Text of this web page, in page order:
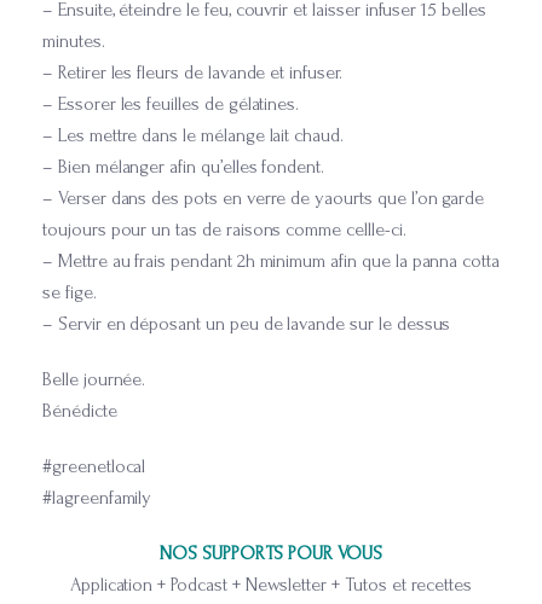
– Ensuite, éteindre le feu, couvrir et laisser infuser 15 belles
minutes.
– Retirer les fleurs de lavande et infuser.
– Essorer les feuilles de gélatines.
– Les mettre dans le mélange lait chaud.
– Bien mélanger afin qu’elles fondent.
– Verser dans des pots en verre de yaourts que l’on garde
toujours pour un tas de raisons comme cellle-ci.
– Mettre au frais pendant 2h minimum afin que la panna cotta
se fige.
– Servir en déposant un peu de lavande sur le dessus
Belle journée.
Bénédicte
#greenetlocal
#lagreenfamily
NOS SUPPORTS POUR VOUS
Application + Podcast + Newsletter + Tutos et recettes